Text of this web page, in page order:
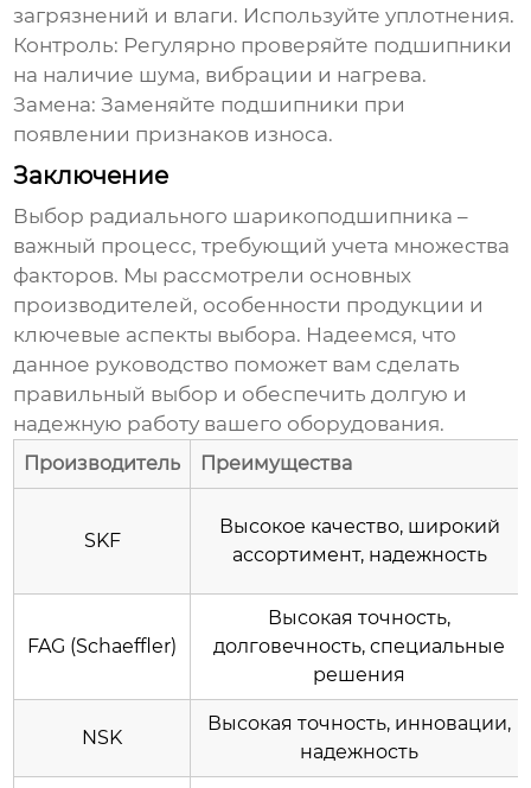
загрязнений и влаги. Используйте уплотнения.
Контроль: Регулярно проверяйте подшипники
на наличие шума, вибрации и нагрева.
Замена: Заменяйте подшипники при
появлении признаков износа.
Заключение
Выбор радиального шарикоподшипника –
важный процесс, требующий учета множества
факторов. Мы рассмотрели основных
производителей, особенности продукции и
ключевые аспекты выбора. Надеемся, что
данное руководство поможет вам сделать
правильный выбор и обеспечить долгую и
надежную работу вашего оборудования.
Производитель Преимущества
SKF
Высокое качество, широкий
ассортимент, надежность
FAG (Schaeffler)
Высокая точность,
долговечность, специальные
решения
NSK
Высокая точность, инновации,
надежность